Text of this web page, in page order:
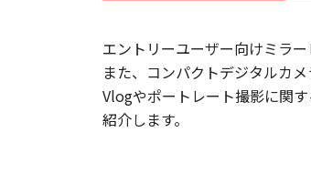
エントリーユーザー向けミラ
また、コンパクトデジタルカ
Vlogやポートレート撮影に関
紹介します。